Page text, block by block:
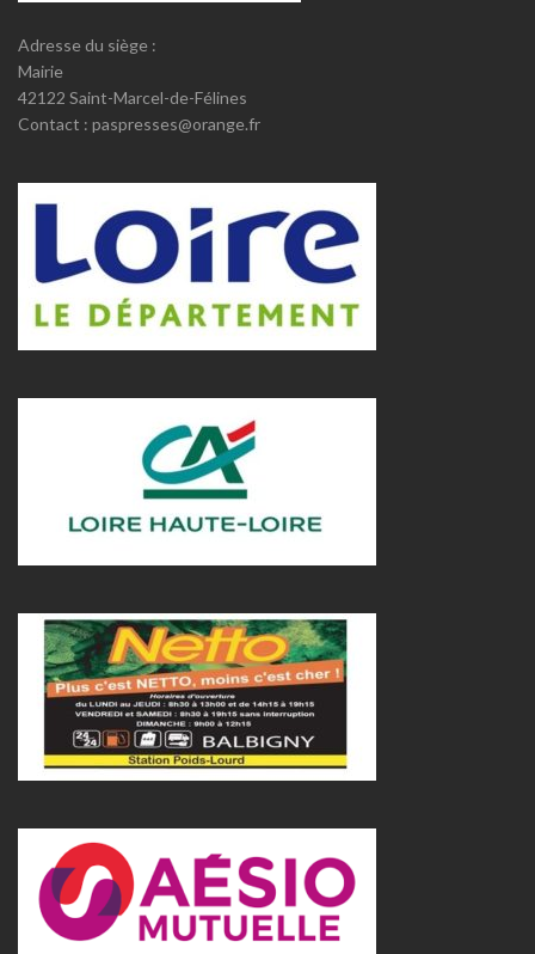
Adresse du siège :
Mairie
42122 Saint-Marcel-de-Félines
Contact : paspresses@orange.fr